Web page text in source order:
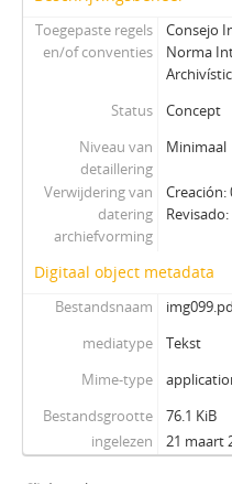
Toegepaste regels
en/of conventies
Consejo
Norma
Status
Concept
Niveau van
detaillering
Minimaal
Verwijdering van
datering
archiefvorming
Creación:
Digitaal object metadata
Bestandsnaam
mediatype
Tekst
Mime-type
Bestandsgrootte
76.1 KiB
ingelezen
21 maart